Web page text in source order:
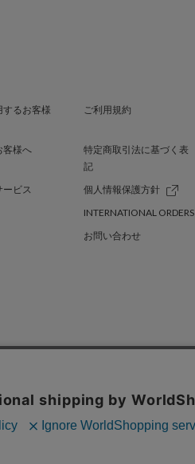
るお客様
ご利用規約
客様へ
特定商取引法に基づく表
記
ービス
個人情報保護方針
INTERNATIONAL ORDERS
お問い合わせ
採用情報